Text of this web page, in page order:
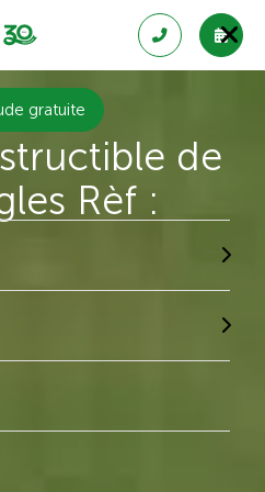
gratuite
de
Rèf :